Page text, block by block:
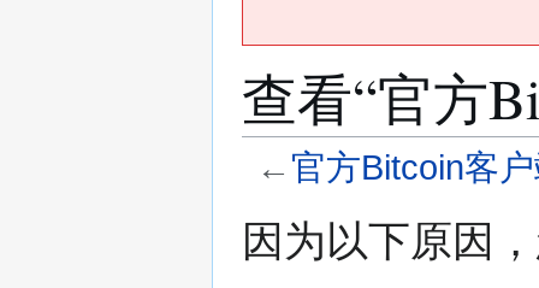
查看“︁官方
← 官方Bitcoin客
跳
转
跳
转
因为以下原因